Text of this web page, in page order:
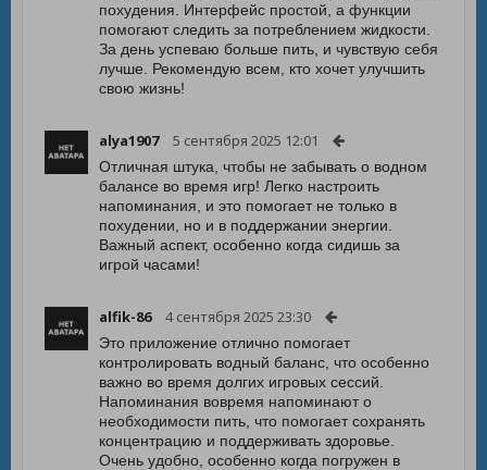
похудения. Интерфейс простой, а функции
помогают следить за потреблением жидкости.
За день успеваю больше пить, и чувствую себя
лучше. Рекомендую всем, кто хочет улучшить
свою жизнь!
alya1907 5 сентября 2025 12:01
Отличная штука, чтобы не забывать о водном
балансе во время игр! Легко настроить
напоминания, и это помогает не только в
похудении, но и в поддержании энергии.
Важный аспект, особенно когда сидишь за
игрой часами!
alfik-86 4 сентября 2025 23:30
Это приложение отлично помогает
контролировать водный баланс, что особенно
важно во время долгих игровых сессий.
Напоминания вовремя напоминают о
необходимости пить, что помогает сохранять
концентрацию и поддерживать здоровье.
Очень удобно, особенно когда погружен в